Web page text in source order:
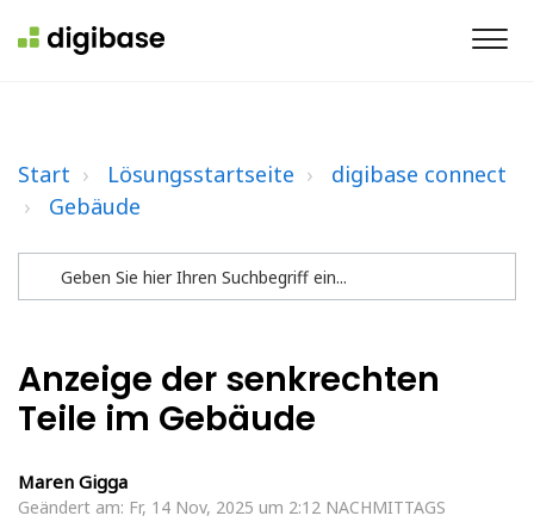
Start Lösungsstartseite
digibase connect
Gebäude
Anzeige der senkrechten
Teile im Gebäude
Maren Gigga
Geändert am: Fr, 14 Nov, 2025 um 2:12 NACHMITTAGS